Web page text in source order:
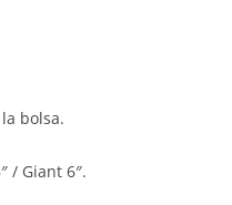
bolsa.
/ Giant 6″.